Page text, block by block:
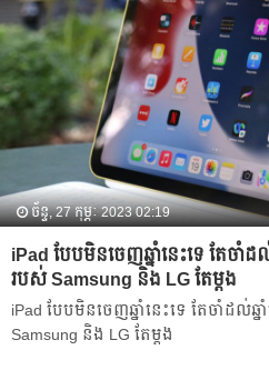
ច័ន្ទ, 27 កុម្ភៈ 2023 02:19
iPad បែបមិនចេញឆ្នាំនេះ​ទេ តែ​ចាំដ
របស់ Samsung និង LG តែម្តង
iPad បែបមិនចេញឆ្នាំនេះ​ទេ តែ​ចាំដល់ឆ្
Samsung និង LG តែម្តង